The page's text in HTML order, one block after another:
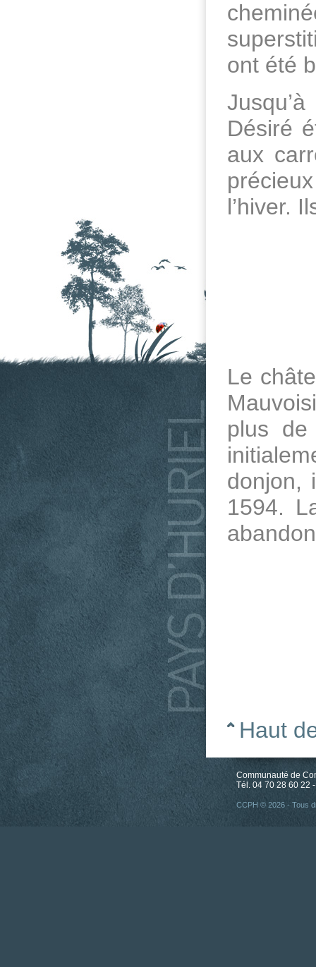
ont été
Désiré
aux
l’hiver.
Le
plus
donjon,
1594.
Haut
Communauté de
Tél. 04 70 28 60 22
CCPH © 2026 - Tous